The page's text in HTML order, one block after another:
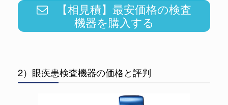
【相見積】最安価格の検査
機器を購入する
2）眼疾患検査機器の価格と評判